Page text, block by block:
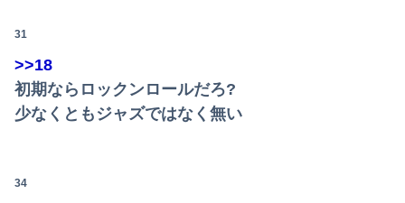
【動画】美少女4人組の20年後の姿がヤバいwwwwww
「外国人受け入れ反対」大幅増 若い世代で多く
【画像】抜けるヱロアニメ教えてｗｗｗｗｗ
31
>>18
初期ならロックンロールだろ?
少なくともジャズではなく無い
34